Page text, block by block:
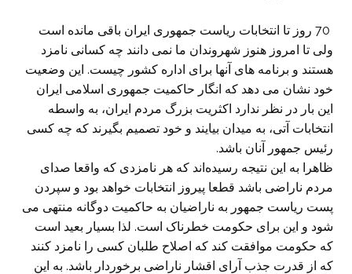
70 روز تا انتخابات ریاست جمهوری ایران باقی مانده است
ولی تا امروز هنوز شهروندان ما نمی دانند چه کسانی نامزد
هستند و برنامه های آنها برای اداره کشور چیست. این وضعیت
خود نشان می دهد که انگار حاکمیت جمهوری اسلامی ایران
این بار در نظر ندارد اکثریت بزرگ مردم ایران، به واسطه
انتخابات آتی، به میدان بیایند و خود تصمیم بگیرند که چه کسی
رئیس جمهور آنان باشد.
ظاهرا به این نتیجه رسیده‌اند که هر نامزدی که واقعا صدای
مردم ناراضی باشد قطعا پیروز انتخابات خواهد بود و سپردن
پست ریاست جمهور به ناراضیان به حاکمیت دوگانه منتهی می
شود و این برای حکومت خطرناک است. لذا بسیار بعید است
که حکومت موافقت کند که اصلاح طلبان کسی را نامزد کنند
که از قدرت جذب آرای اقشار ناراضی برخوردار باشد. به این